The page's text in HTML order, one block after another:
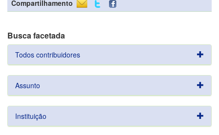
Compartilhamento
Busca facetada
Todos contribuidores
Assunto
Instituição